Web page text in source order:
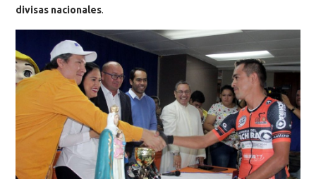
divisas nacionales.